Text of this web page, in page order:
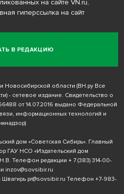
В РЕДАКЦИЮ
на сайте VN.ru,
гиперссылка на сайт
Новосибирской области (ВН.ру Все
- сетевое издание. Свидетельство о
от 14.07.2016 выдано Федеральной
информационных технологий и
дом «Советская Сибирь». Главный
ГАУ НСО «Издательский дом
Телефон редакции + 7 (383) 314-00-
inzov@sovsibir.ru
Швагирь pr@sovsibir.ru Телефон +7-983-